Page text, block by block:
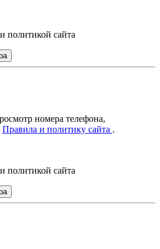
политикой сайта
номера телефона,
Правила и политику сайта .
политикой сайта